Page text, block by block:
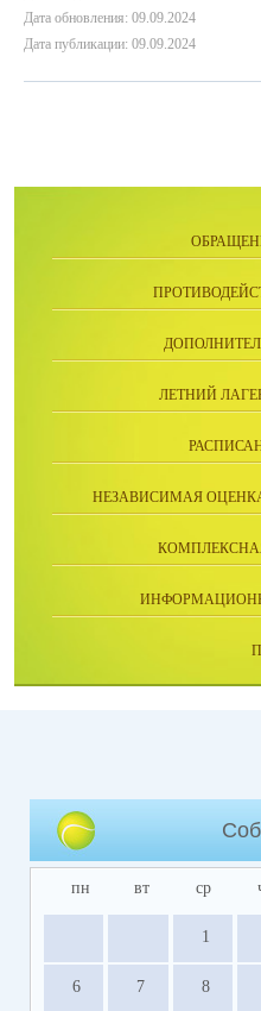
Дата обновления: 09.09.2024
Дата публикации: 09.09.2024
ЛЕТНИЙ
НЕЗАВИСИМАЯ
пн вт ср
1
6 7 8